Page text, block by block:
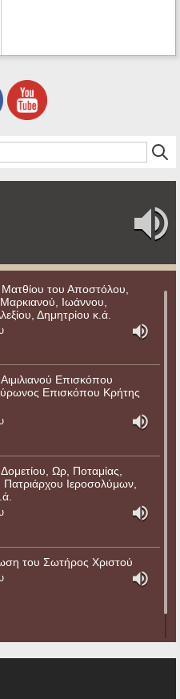
του Αποστόλου,
Ιωάννου,
Δημητρίου κ.ά.
Επισκόπου
Επισκόπου Κρήτης
Ωρ, Ποταμίας,
Ιεροσολύμων,
του Σωτήρος Χριστού